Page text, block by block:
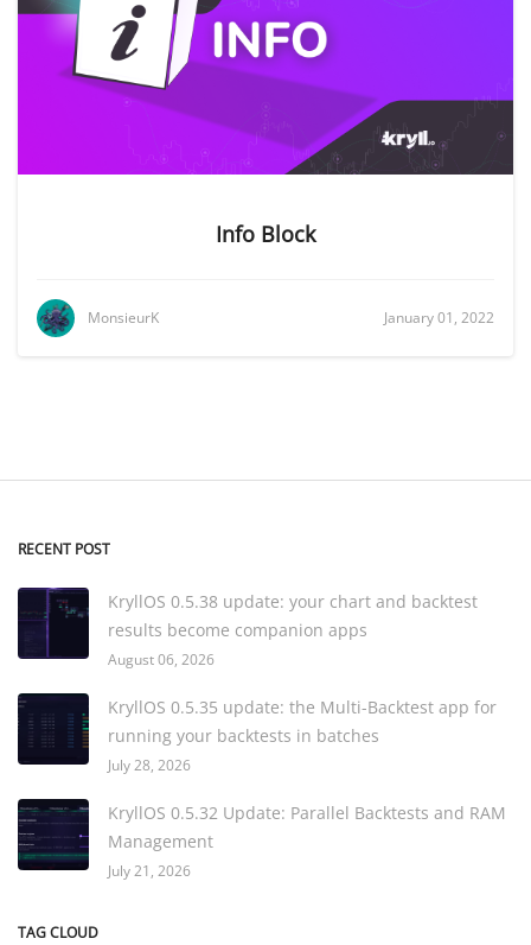
Info Block
MonsieurK January 01, 2022
RECENT POST
KryllOS 0.5.38 update: your chart and backtest
results become companion apps
August 06, 2026
KryllOS 0.5.35 update: the Multi-Backtest app for
running your backtests in batches
July 28, 2026
KryllOS 0.5.32 Update: Parallel Backtests and RAM
Management
July 21, 2026
TAG CLOUD